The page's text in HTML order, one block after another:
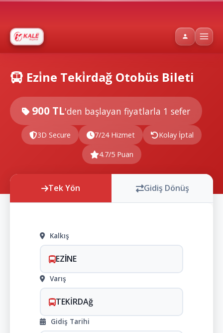
Ezi̇ne Teki̇rdağ Otobüs Bileti
900 TL'den başlayan fiyatlarla 1 sefer
3D Secure 7/24 Hizmet Kolay İptal
4.7/5 Puan
Tek Yön Gidiş Dönüş
Kalkış
EZİNE
Varış
TEKİRDAğ
Gidiş Tarihi